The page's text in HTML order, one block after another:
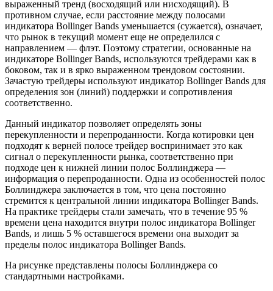
выраженный тренд (восходящий или нисходящий). В
противном случае, если расстояние между полосами
индикатора Bollinger Bands уменьшается (сужается), означает,
что рынок в текущий момент еще не определился с
направлением — флэт. Поэтому стратегии, основанные на
индикаторе Bollinger Bands, используются трейдерами как в
боковом, так и в ярко выраженном трендовом состоянии.
Зачастую трейдеры используют индикатор Bollinger Bands для
определения зон (линий) поддержки и сопротивления
соответственно.
Данный индикатор позволяет определять зоны
перекупленности и перепроданности. Когда котировки цен
подходят к верней полосе трейдер воспринимает это как
сигнал о перекупленности рынка, соответственно при
подходе цен к нижней линии полос Боллинджера —
информация о перепроданности. Одна из особенностей полос
Боллинджера заключается в том, что цена постоянно
стремится к центральной линии индикатора Bollinger Bands.
На практике трейдеры стали замечать, что в течение 95 %
времени цена находится внутри полос индикатора Bollinger
Bands, и лишь 5 % оставшегося времени она выходит за
пределы полос индикатора Bollinger Bands.
На рисунке представлены полосы Боллинджера со
стандартными настройками.